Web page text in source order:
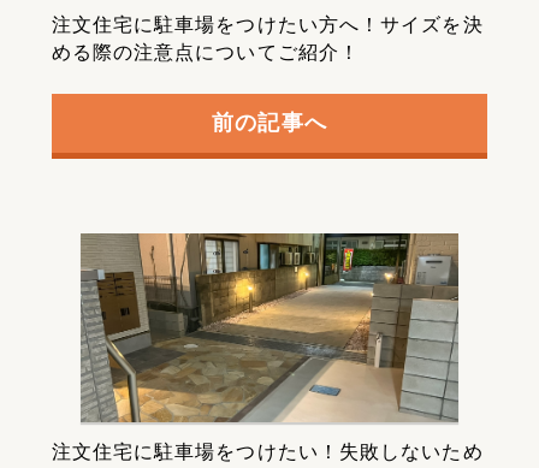
注文住宅に駐車場をつけたい方へ！サイズを決
める際の注意点についてご紹介！
前の記事へ
注文住宅に駐車場をつけたい！失敗しないため